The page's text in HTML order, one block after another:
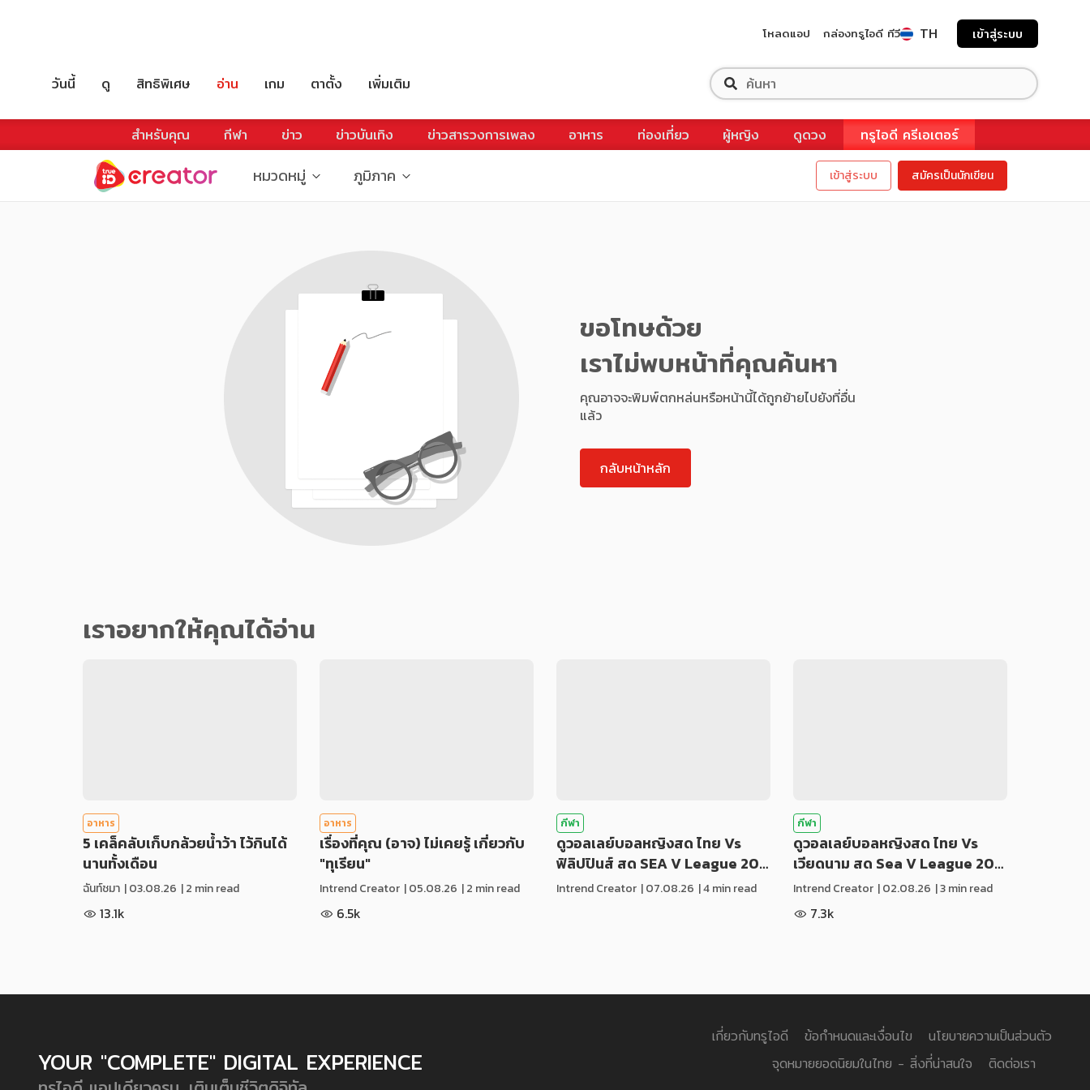
โหลดแอป กล่องทรูไอดี ทีวี TH เข้าสู่ระบบ
วันนี้ ดู สิทธิพิเศษ อ่าน เกม ตาตั้ง เพิ่มเติม
สำหรับคุณ กีฬา ข่าว ข่าวบันเทิง ข่าวสารวงการเพลง อาหาร ท่องเที่ยว ผู้หญิง ดูดวง ทรูไอดี ครีเอเตอร์
หมวดหมู่ ภูมิภาค เข้าสู่ระบบ สมัครเป็นนักเขียน
ขอโทษด้วย
เราไม่พบหน้าที่คุณค้นหา
คุณอาจจะพิมพ์ตกหล่นหรือหน้านี้ได้ถูกย้ายไปยังที่อื่น
แล้ว
กลับหน้าหลัก
เราอยากให้คุณได้อ่าน
อาหาร
5 เคล็คลับเก็บกล้วยน้ำว้า ไว้กินได้
นานทั้งเดือน
ฉันท์ชมา |03.08.26 | 2 min read
13.1k
อาหาร
เรื่องที่คุณ (อาจ) ไม่เคยรู้ เกี่ยวกับ
"ทุเรียน"
Intrend Creator |05.08.26 | 2 min read
6.5k
กีฬา
ดูวอลเลย์บอลหญิงสด ไทย Vs
ฟิลิปปินส์ สด SEA V League 20…
Intrend Creator |07.08.26 | 4 min read
กีฬา
ดูวอลเลย์บอลหญิงสด ไทย Vs
เวียดนาม สด Sea V League 20…
Intrend Creator |02.08.26 | 3 min read
7.3k
YOUR "COMPLETE" DIGITAL EXPERIENCE
เกี่ยวกับทรูไอดี ข้อกำหนดและเงื่อนไข
นโยบายความเป็นส่วนตัว
จุดหมายยอดนิยมในไทย - สิ่งที่น่าสนใจ
ติดต่อเรา